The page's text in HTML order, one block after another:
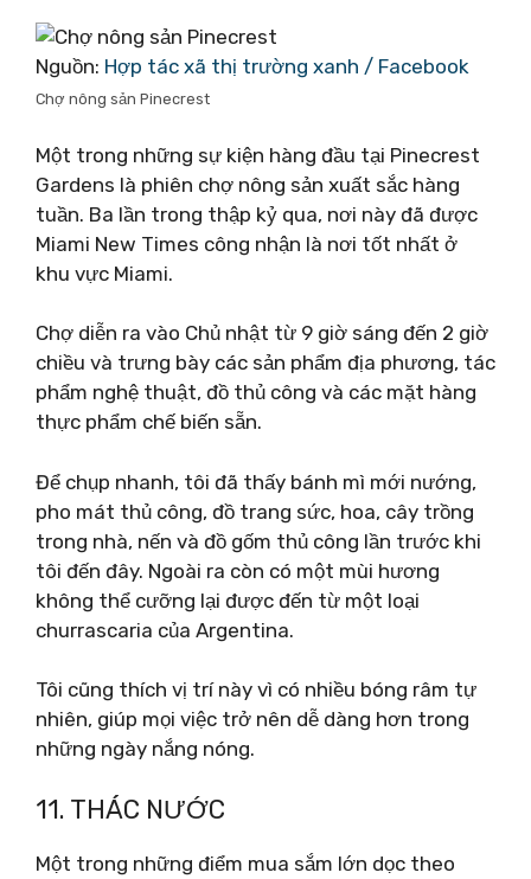
Nguồn: Hợp tác xã thị trường xanh / Facebook
Chợ nông sản Pinecrest
Một trong những sự kiện hàng đầu tại Pinecrest
Gardens là phiên chợ nông sản xuất sắc hàng
tuần. Ba lần trong thập kỷ qua, nơi này đã được
Miami New Times công nhận là nơi tốt nhất ở
khu vực Miami.
Chợ diễn ra vào Chủ nhật từ 9 giờ sáng đến 2 giờ
chiều và trưng bày các sản phẩm địa phương, tác
phẩm nghệ thuật, đồ thủ công và các mặt hàng
thực phẩm chế biến sẵn.
Để chụp nhanh, tôi đã thấy bánh mì mới nướng,
pho mát thủ công, đồ trang sức, hoa, cây trồng
trong nhà, nến và đồ gốm thủ công lần trước khi
tôi đến đây. Ngoài ra còn có một mùi hương
không thể cưỡng lại được đến từ một loại
churrascaria của Argentina.
Tôi cũng thích vị trí này vì có nhiều bóng râm tự
nhiên, giúp mọi việc trở nên dễ dàng hơn trong
những ngày nắng nóng.
11. THÁC NƯỚC
Một trong những điểm mua sắm lớn dọc theo